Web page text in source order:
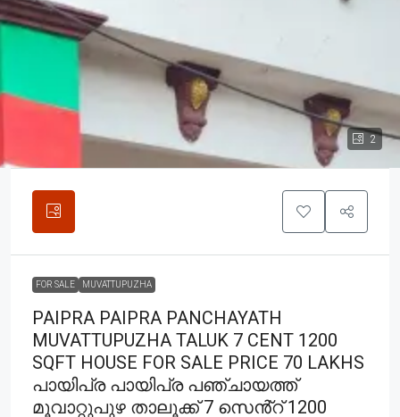
2
FOR SALE MUVATTUPUZHA
PAIPRA PAIPRA PANCHAYATH
MUVATTUPUZHA TALUK 7 CENT 1200
SQFT HOUSE FOR SALE PRICE 70 LAKHS
പായിപ്ര പായിപ്ര പഞ്ചായത്ത്
മൂവാറ്റുപുഴ താലൂക്ക് 7 സെൻ്റ് 1200